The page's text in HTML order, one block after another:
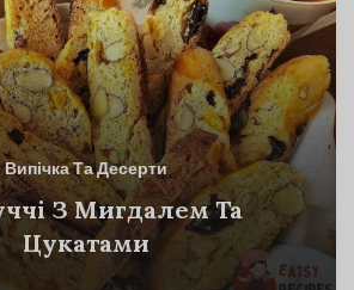
Випічка Та Десерти
З Мигдалем Та
Цукатами